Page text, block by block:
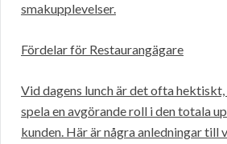
smakupplevelser.
Fördelar för Restaurangägare
Vid dagens lunch är det ofta
spela en avgörande roll i den totala
kunden. Här är några anledningar till